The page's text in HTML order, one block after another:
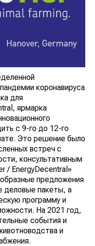
коронавируса
для
ярмарка
с 9-го до 12-го
Это решение было
встреч с
консультативным
/ EnergyDecentral»
предложения
деловые пакеты, а
программу и
На 2021 год,
события и
и